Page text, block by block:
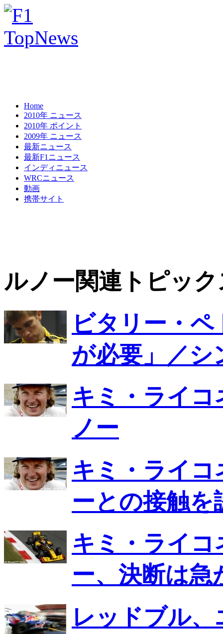
Home
2010年 ニュース
2010年 ポイント
2009年 ニュース
最新ニュース
最新F1ニュース
インディニュース
WRCニュース
動画
携帯サイト
ルノー関連トピッ
ビタリー・
が必要」／シ
キミ・ライ
ノー
キミ・ライ
ーとの接触を
キミ・ライ
ー、決断は急
レッドブル